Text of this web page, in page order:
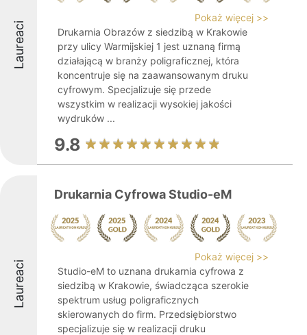
Laureaci
Pokaż więcej >>
Drukarnia Obrazów z siedzibą w Krakowie
przy ulicy Warmijskiej 1 jest uznaną firmą
działającą w branży poligraficznej, która
koncentruje się na zaawansowanym druku
cyfrowym. Specjalizuje się przede
wszystkim w realizacji wysokiej jakości
wydruków ...
9.8
Laureaci
Drukarnia Cyfrowa Studio-eM
Pokaż więcej >>
Studio-eM to uznana drukarnia cyfrowa z
siedzibą w Krakowie, świadcząca szerokie
spektrum usług poligraficznych
skierowanych do firm. Przedsiębiorstwo
specjalizuje się w realizacji druku